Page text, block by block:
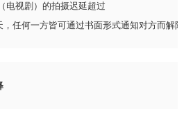
电视剧）的拍摄迟延超过
天，任何一方皆可通过书面形式通知对方而解除